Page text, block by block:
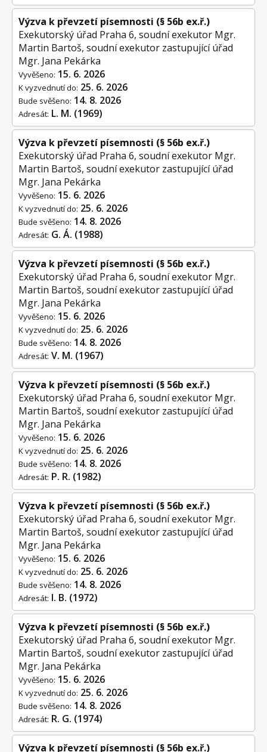
Výzva k převzetí písemnosti (§ 56b ex.ř.)
Exekutorský úřad Praha 6, soudní exekutor Mgr.
Martin Bartoš, soudní exekutor zastupující úřad
Mgr. Jana Pekárka
Vyvěšeno: 15. 6. 2026
Adresát: L. M. (1969)
K vyzvednutí do: 25. 6. 2026
Bude svěšeno: 14. 8. 2026
Výzva k převzetí písemnosti (§ 56b ex.ř.)
Exekutorský úřad Praha 6, soudní exekutor Mgr.
Martin Bartoš, soudní exekutor zastupující úřad
Mgr. Jana Pekárka
Vyvěšeno: 15. 6. 2026
Adresát: G. Á. (1988)
K vyzvednutí do: 25. 6. 2026
Bude svěšeno: 14. 8. 2026
Výzva k převzetí písemnosti (§ 56b ex.ř.)
Exekutorský úřad Praha 6, soudní exekutor Mgr.
Martin Bartoš, soudní exekutor zastupující úřad
Mgr. Jana Pekárka
Vyvěšeno: 15. 6. 2026
Adresát: V. M. (1967)
K vyzvednutí do: 25. 6. 2026
Bude svěšeno: 14. 8. 2026
Výzva k převzetí písemnosti (§ 56b ex.ř.)
Exekutorský úřad Praha 6, soudní exekutor Mgr.
Martin Bartoš, soudní exekutor zastupující úřad
Mgr. Jana Pekárka
Vyvěšeno: 15. 6. 2026
Adresát: P. R. (1982)
K vyzvednutí do: 25. 6. 2026
Bude svěšeno: 14. 8. 2026
Výzva k převzetí písemnosti (§ 56b ex.ř.)
Exekutorský úřad Praha 6, soudní exekutor Mgr.
Martin Bartoš, soudní exekutor zastupující úřad
Mgr. Jana Pekárka
Vyvěšeno: 15. 6. 2026
Adresát: I. B. (1972)
K vyzvednutí do: 25. 6. 2026
Bude svěšeno: 14. 8. 2026
Výzva k převzetí písemnosti (§ 56b ex.ř.)
Exekutorský úřad Praha 6, soudní exekutor Mgr.
Martin Bartoš, soudní exekutor zastupující úřad
Mgr. Jana Pekárka
Vyvěšeno: 15. 6. 2026
Adresát: R. G. (1974)
K vyzvednutí do: 25. 6. 2026
Bude svěšeno: 14. 8. 2026
Výzva k převzetí písemnosti (§ 56b ex.ř.)